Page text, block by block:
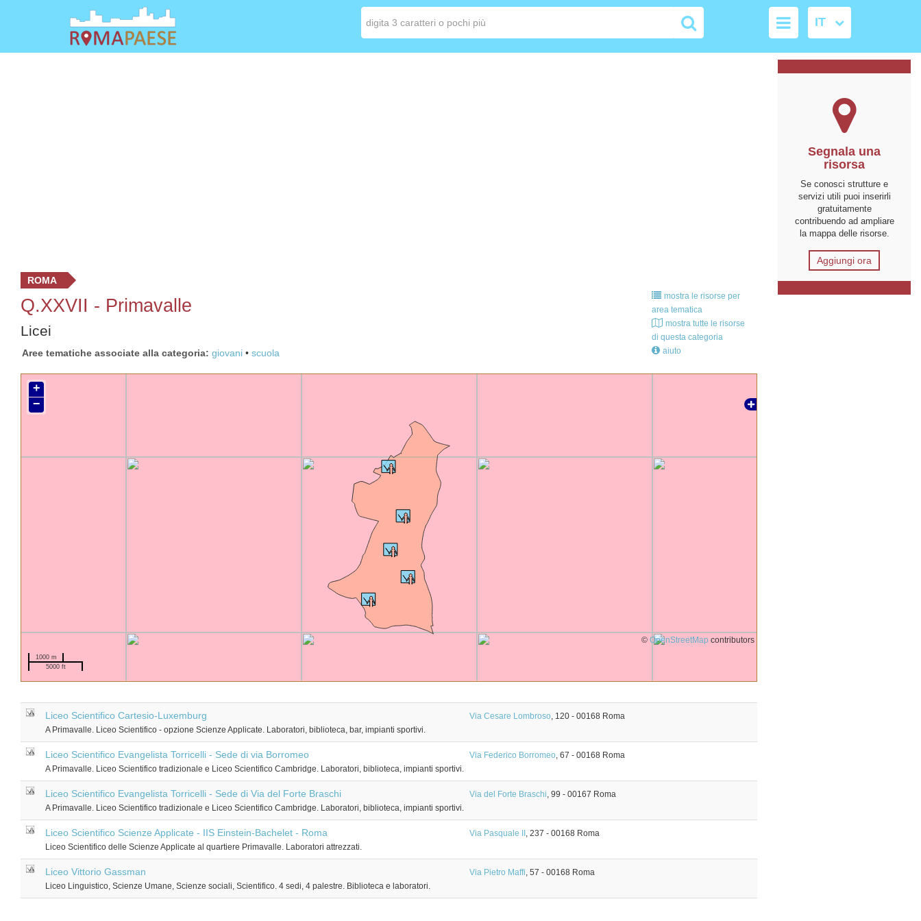
ROMA
Q.XXVII - Primavalle
Licei
Aree tematiche associate alla categoria giovani scuola
mostra le risorse per
area tematica
mostra tutte le risorse
di questa categoria
aiuto
+
−
© OpenStreetMap contributors
1000 m
5000 ft
Liceo Scientifico Cartesio-Luxemburg Via Cesare Lombroso, 120- 00168 Roma
A Primavalle. Liceo Scientifico - opzione Scienze Applicate. Laboratori, biblioteca, bar, impianti sportivi.
Liceo Scientifico Evangelista Torricelli - Sede di via Borromeo Via Federico Borromeo, 67 - 00168 Roma
A Primavalle. Liceo Scientifico tradizionale e Liceo Scientifico Cambridge. Laboratori, biblioteca, impianti sportivi.
Liceo Scientifico Evangelista Torricelli - Sede di Via del Forte Braschi Via del Forte Braschi, 99 - 00167 Roma
A Primavalle. Liceo Scientifico tradizionale e Liceo Scientifico Cambridge. Laboratori, biblioteca, impianti sportivi.
Liceo Scientifico Scienze Applicate - IIS Einstein-Bachelet - Roma Via Pasquale II , 237 - 00168 Roma
Liceo Scientifico delle Scienze Applicate al quartiere Primavalle. Laboratori attrezzati.
Liceo Vittorio Gassman Via Pietro Maffi, 57 - 00168 Roma
Liceo Linguistico, Scienze Umane, Scienze sociali, Scientifico. 4 sedi, 4 palestre. Biblioteca e laboratori.
Segnala una
risorsa
Se conosci strutture e
servizi utili puoi inserirli
gratuitamente
contribuendo ad ampliare
la mappa delle risorse.
Aggiungi ora